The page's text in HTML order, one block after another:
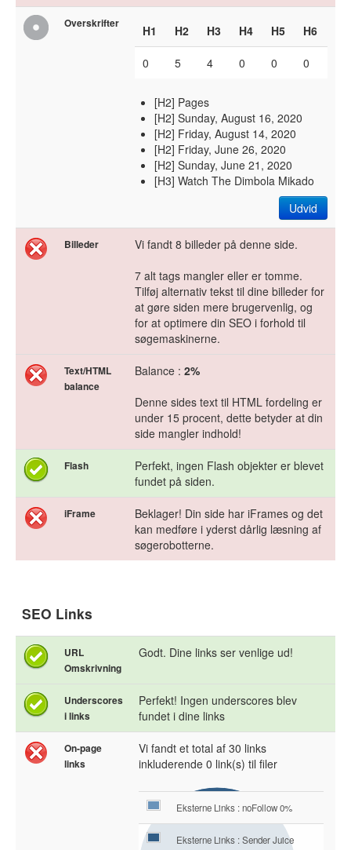
Overskrifter H1 H2 H3 H4 H5 H6
0 5 4 0 0 0
[H2] Pages
[H2] Sunday, August 16, 2020
[H2] Friday, August 14, 2020
[H2] Friday, June 26, 2020
[H2] Sunday, June 21, 2020
[H3] Watch The Dimbola Mikado
Udvid
Billeder
Vi fandt 8 billeder på denne side.
7 alt tags mangler eller er tomme.
Tilføj alternativ tekst til dine billeder for
at gøre siden mere brugervenlig, og
for at optimere din SEO i forhold til
søgemaskinerne.
Text/HTML
balance
Balance : 2%
Denne sides text til HTML fordeling er
under 15 procent, dette betyder at din
side mangler indhold!
Flash
Perfekt, ingen Flash objekter er blevet
fundet på siden.
iFrame
Beklager! Din side har iFrames og det
kan medføre i yderst dårlig læsning af
søgerobotterne.
SEO Links
URL
Omskrivning
Godt. Dine links ser venlige ud!
Underscores
i links
Perfekt! Ingen underscores blev
fundet i dine links
On-page
links
Vi fandt et total af 30 links
inkluderende 0 link(s) til filer
Eksterne Links : noFollow 0%
Eksterne Links : Sender Juice